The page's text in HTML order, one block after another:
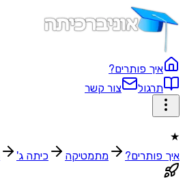
איך פותרים?
תרגול
צור קשר
★
איך פותרים?
מתמטיקה כיתה ג'